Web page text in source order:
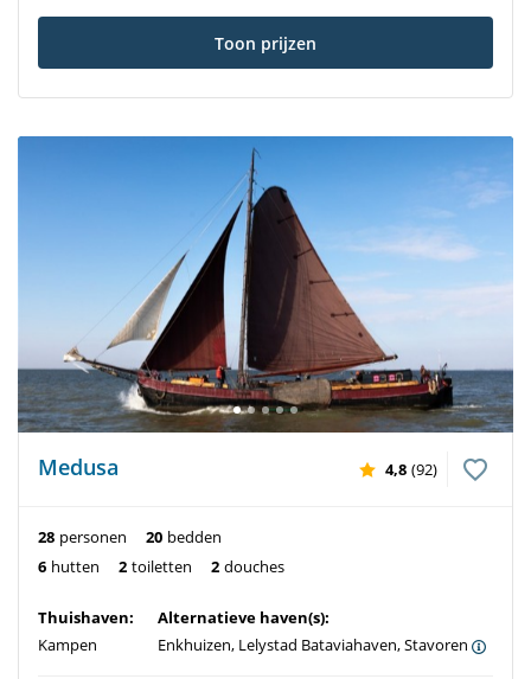
Toon prijzen
Medusa 4,8 (92)
28 personen 20 bedden
6 hutten 2 toiletten 2 douches
Thuishaven:
Kampen
Alternatieve haven(s):
Enkhuizen, Lelystad Bataviahaven, Stavoren